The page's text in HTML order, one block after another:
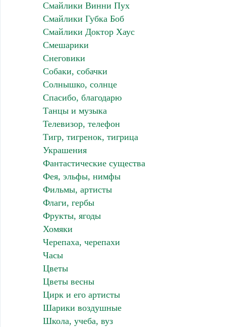
Смайлики Винни Пух
Смайлики Губка Боб
Смайлики Доктор Хаус
Смешарики
Снеговики
Собаки, собачки
Солнышко, солнце
Спасибо, благодарю
Танцы и музыка
Телевизор, телефон
Тигр, тигренок, тигрица
Украшения
Фантастические существа
Фея, эльфы, нимфы
Фильмы, артисты
Флаги, гербы
Фрукты, ягоды
Хомяки
Черепаха, черепахи
Часы
Цветы
Цветы весны
Цирк и его артисты
Шарики воздушные
Школа, учеба, вуз